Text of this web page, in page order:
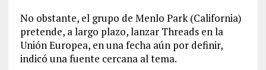
No obstante, el grupo de Menlo Park (California)
pretende, a largo plazo, lanzar Threads en la
Unión Europea, en una fecha aún por definir,
indicó una fuente cercana al tema.